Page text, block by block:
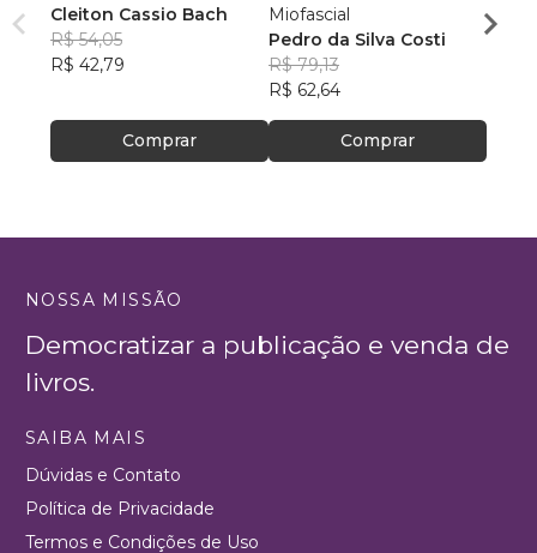
Cleiton Cassio Bach
R$ 54,05
R$ 42,79
Comprar
Miofascial
Pedro da Silva Costi
R$ 79,13
R$ 62,64
Comprar
Dr.
NOSSA MISSÃO
Democratizar a publicação e venda de
livros.
SAIBA MAIS
Dúvidas e Contato
Política de Privacidade
Termos e Condições de Uso